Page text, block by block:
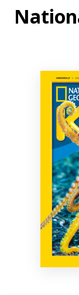
Leidiniai
Naujienos
Bibliotekoms